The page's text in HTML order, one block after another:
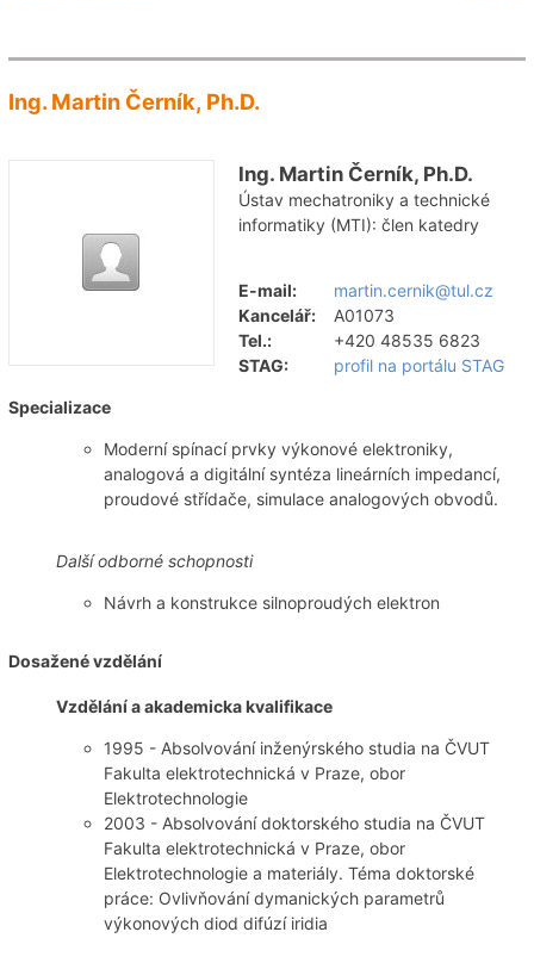
Ing. Martin Černík, Ph.D.
Ing. Martin Černík, Ph.D.
Ústav mechatroniky a technické
informatiky (MTI): člen katedry
E-mail:
martin.cernik@tul.cz
Kancelář:
A01073
Tel.:
+420 48535 6823
STAG:
profil na portálu STAG
Specializace
Moderní spínací prvky výkonové elektroniky,
analogová a digitální syntéza lineárních impedancí,
proudové střídače, simulace analogových obvodů.
Další odborné schopnosti
Návrh a konstrukce silnoproudých elektron
Dosažené vzdělání
Vzdělání a akademicka kvalifikace
1995 - Absolvování inženýrského studia na ČVUT
Fakulta elektrotechnická v Praze, obor
Elektrotechnologie
2003 - Absolvování doktorského studia na ČVUT
Fakulta elektrotechnická v Praze, obor
Elektrotechnologie a materiály. Téma doktorské
práce: Ovlivňování dymanických parametrů
výkonových diod difúzí iridia